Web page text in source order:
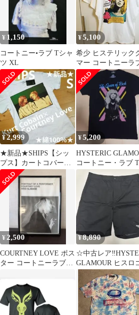
¥ 1,150
コートニー•ラブ Tシャ
ツ XL
¥5,100
希少 ヒステリック
マー コートニーラ
ルマンT 白
¥2,999
★新品★SHIPS【シッ
プス】カートコバーン
＆コートニーラブ Tシ
ャツ S
¥5,200
HYSTERIC
コートニー・ラブ T
ャツ M
¥ 2,500
COURTNEY LOVE ポス
ター コートニーラブ
¥8,890
☆中古レア
GLAMOUR ヒスロ
ョートパンツ M‼️